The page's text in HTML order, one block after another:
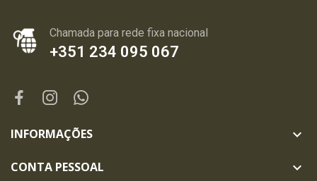
Chamada para rede fixa nacional
+351 234 095 067
INFORMAÇÕES 
CONTA PESSOAL 